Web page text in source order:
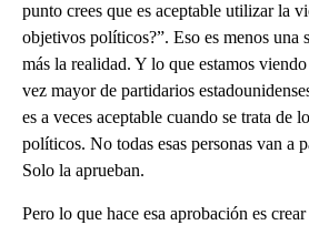
punto crees que es aceptable utilizar la
objetivos políticos?”. Eso es menos una
más la realidad. Y lo que estamos
vez mayor de partidarios
es a veces aceptable cuando se trata de
políticos. No todas esas personas van a
Solo la aprueban.
Pero lo que hace esa aprobación es